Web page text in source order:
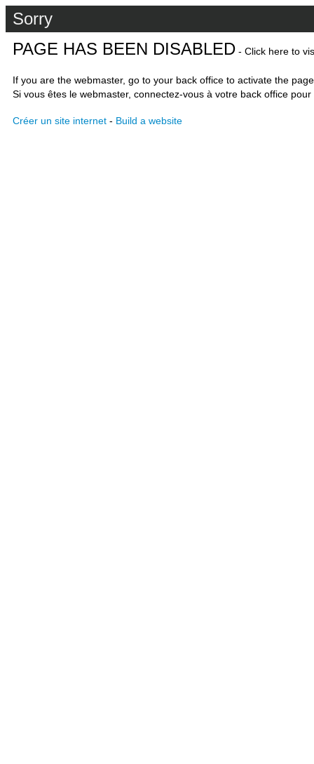
Sorry
PAGE HAS BEEN DISABLED - Click here to
If you are the webmaster, go to your back office to activate the
Si vous êtes le webmaster, connectez-vous à votre back office
Créer un site internet - Build a website